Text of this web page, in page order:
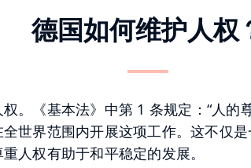
德国如何维护人权
。《基本法》中第 1 条规定：“人的
世界范围内开展这项工作。这不仅
人权有助于和平稳定的发展。